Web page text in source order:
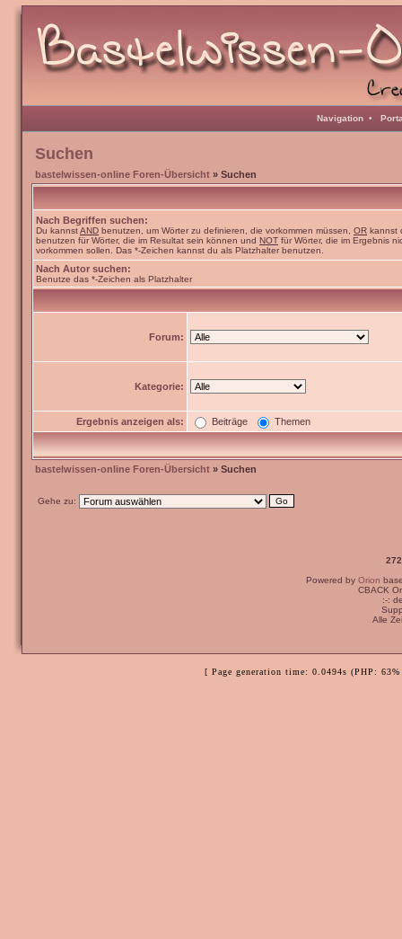
Navigation •
Suchen
bastelwissen-online Foren-Übersicht » Suchen
Nach Begriffen suchen:
Du kannstAND benutzen, um Wörter zu definieren, die vorkommen müssen, OR kannst
benutzen für Wörter, die im Resultat sein können und NOT für Wörter, die im Ergebnis
vorkommen sollen. Das *-Zeichen kannst du als Platzhalter benutzen.
Nach Autor suchen:
Benutze das *-Zeichen als Platzhalter
Forum:
Kategorie:
Ergebnis anzeigen als: Beiträge Themen
bastelwissen-online Foren-Übersicht » Suchen
Gehe zu:
Powered by Orion
CBACK
:-:
Alle
[ Page generation time: 0.0494s (PHP: